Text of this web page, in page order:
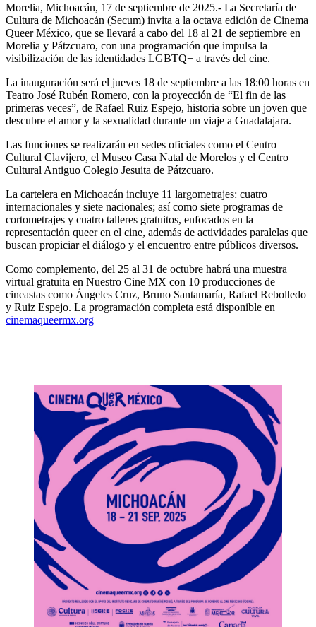
Morelia, Michoacán, 17 de septiembre de 2025.- La Secretaría de
Cultura de Michoacán (Secum) invita a la octava edición de Cinema
Queer México, que se llevará a cabo del 18 al 21 de septiembre en
Morelia y Pátzcuaro, con una programación que impulsa la
visibilización de las identidades LGBTQ+ a través del cine.
La inauguración será el jueves 18 de septiembre a las 18:00 horas en
Teatro José Rubén Romero, con la proyección de “El fin de las
primeras veces”, de Rafael Ruiz Espejo, historia sobre un joven que
descubre el amor y la sexualidad durante un viaje a Guadalajara.
Las funciones se realizarán en sedes oficiales como el Centro
Cultural Clavijero, el Museo Casa Natal de Morelos y el Centro
Cultural Antiguo Colegio Jesuita de Pátzcuaro.
La cartelera en Michoacán incluye 11 largometrajes: cuatro
internacionales y siete nacionales; así como siete programas de
cortometrajes y cuatro talleres gratuitos, enfocados en la
representación queer en el cine, además de actividades paralelas que
buscan propiciar el diálogo y el encuentro entre públicos diversos.
Como complemento, del 25 al 31 de octubre habrá una muestra
virtual gratuita en Nuestro Cine MX con 10 producciones de
cineastas como Ángeles Cruz, Bruno Santamaría, Rafael Rebolledo
y Ruiz Espejo. La programación completa está disponible en
cinemaqueermx.org